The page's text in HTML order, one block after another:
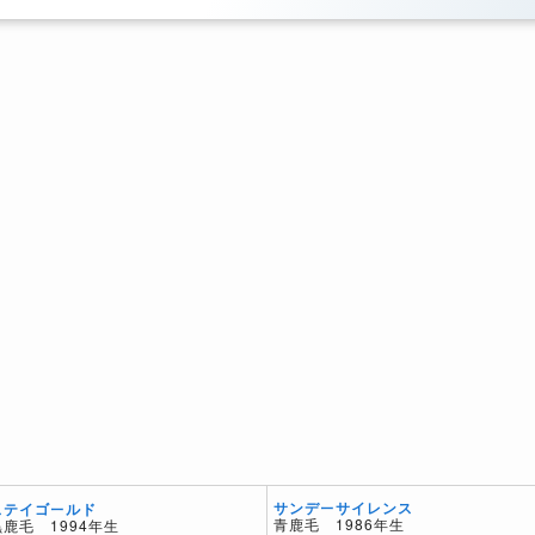
イゴールド
鹿毛 1994年生
サンデーサイレンス
青鹿毛 1986年生